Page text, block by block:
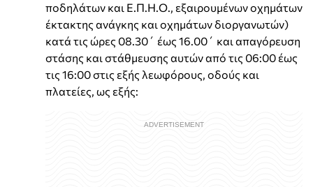
ποδηλάτων και Ε.Π.Η.Ο., εξαιρουμένων οχημάτων
έκτακτης ανάγκης και οχημάτων διοργανωτών)
κατά τις ώρες 08.30΄ έως 16.00΄ και απαγόρευση
στάσης και στάθμευσης αυτών από τις 06:00 έως
τις 16:00 στις εξής λεωφόρους, οδούς και
πλατείες, ως εξής: